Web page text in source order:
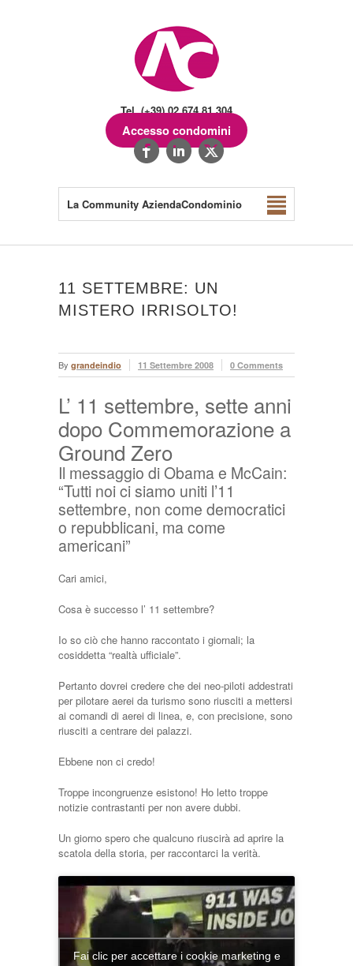
Tel. (+39) 02.674.81.304
Accesso condomini
La Community AziendaCondominio
11 SETTEMBRE: UN
MISTERO IRRISOLTO!
By grandeindio 11 Settembre 2008 0 Comments
L’ 11 settembre, sette anni
dopo Commemorazione a
Ground Zero
Il messaggio di Obama e McCain:
“Tutti noi ci siamo uniti l’11
settembre, non come democratici
o repubblicani, ma come
americani”
Cari amici,
Cosa è successo l’ 11 settembre?
Io so ciò che hanno raccontato i giornali; la
cosiddetta “realtà ufficiale”.
Pertanto dovrei credere che dei neo-piloti addestrati
per pilotare aerei da turismo sono riusciti a mettersi
ai comandi di aerei di linea, e, con precisione, sono
riusciti a centrare dei palazzi.
Ebbene non ci credo!
Troppe incongruenze esistono! Ho letto troppe
notizie contrastanti per non avere dubbi.
Un giorno spero che qualcuno riuscirà ad aprire la
scatola della storia, per raccontarci la verità.
Fai clic per accettare i cookie marketing e